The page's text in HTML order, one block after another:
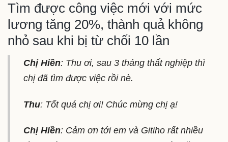
Tìm được công việc mới với mức
lương tăng 20%, thành quả không
nhỏ sau khi bị từ chối 10 lần
Chị Hiền: Thu ơi, sau 3 tháng thất nghiệp thì
chị đã tìm được việc rồi nè.
Thu: Tốt quá chị ơi! Chúc mừng chị ạ!
Chị Hiền: Cảm ơn tới em và Gitiho rất nhiều